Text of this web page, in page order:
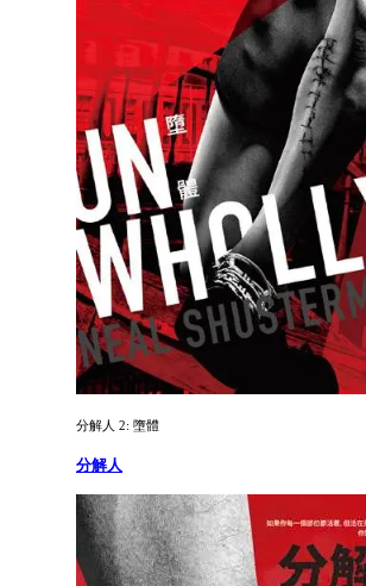
分解人 2: 墮體
分解人